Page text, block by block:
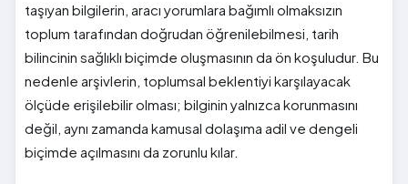
taşıyan bilgilerin, aracı yorumlara bağımlı olmaksızın
toplum tarafından doğrudan öğrenilebilmesi, tarih
bilincinin sağlıklı biçimde oluşmasının da ön koşuludur. Bu
nedenle arşivlerin, toplumsal beklentiyi karşılayacak
ölçüde erişilebilir olması; bilginin yalnızca korunmasını
değil, aynı zamanda kamusal dolaşıma adil ve dengeli
biçimde açılmasını da zorunlu kılar.